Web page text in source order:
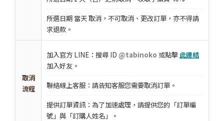
所選日期 當天 取消，不可取消、更改訂單，亦不得請
求退款。
取消
流程
加入官方 LINE：搜尋 ID @tabinoko 或點擊 此連結
加入好友。
聯絡線上客服：請告知客服您需要取消訂單。
提供訂單資訊：為了加速處理，請提供您的「訂單編
號」與「訂購人姓名」。